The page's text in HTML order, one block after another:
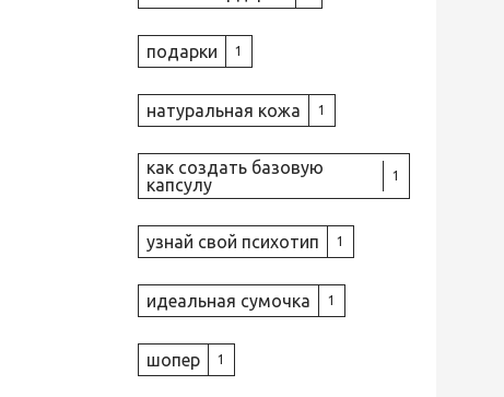
подарки 1
натуральная кожа 1
как создать базовую
капсулу
1
узнай свой психотип 1
идеальная сумочка 1
шопер 1